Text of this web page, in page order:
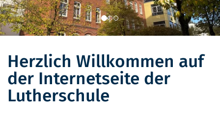
Herzlich Willkommen auf
der Internetseite der
Lutherschule